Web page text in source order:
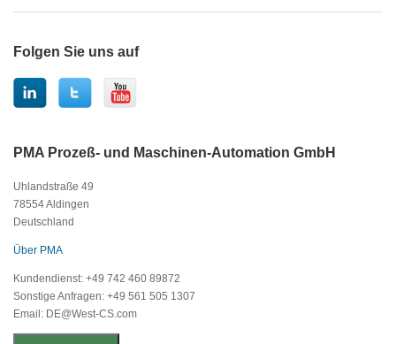
Folgen Sie uns auf
PMA Prozeß- und Maschinen-Automation GmbH
Uhlandstraße 49
78554 Aldingen
Deutschland
Über PMA
Kundendienst: +49 742 460 89872
Sonstige Anfragen: +49 561 505 1307
Email: DE@West-CS.com